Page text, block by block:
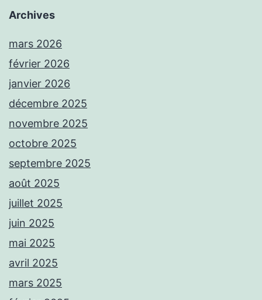
Archives
mars 2026
février 2026
janvier 2026
décembre 2025
novembre 2025
octobre 2025
septembre 2025
août 2025
juillet 2025
juin 2025
mai 2025
avril 2025
mars 2025